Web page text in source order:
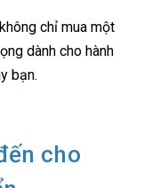
chỉ mua một
dành cho hành
bạn.
cho